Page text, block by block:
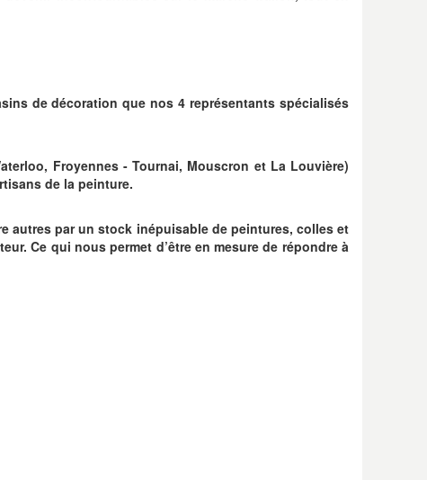
de décoration que nos 4 représentants spécialisés
Froyennes - Tournai, Mouscron et La Louvière)
de la peinture.
autres par un stock inépuisable de peintures, colles et
Ce qui nous permet d’être en mesure de répondre à